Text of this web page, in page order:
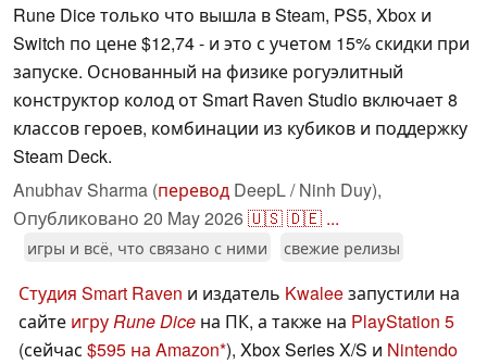
Rune Dice только что вышла в Steam, PS5, Xbox и
Switch по цене $12,74 - и это с учетом 15% скидки при
запуске. Основанный на физике рогуэлитный
конструктор колод от Smart Raven Studio включает 8
классов героев, комбинации из кубиков и поддержку
Steam Deck.
Anubhav Sharma (перевод DeepL / Ninh Duy),
Опубликовано 20 May 2026🇺🇸🇩🇪 ...
игры и всё, что связано с ними свежие релизы
Студия Smart Raven и издатель Kwaleeзапустили на
сайте игруRune Dice на ПК, а также на PlayStation 5
(сейчас $595 на Amazon ), Xbox Series X/S и Nintendo